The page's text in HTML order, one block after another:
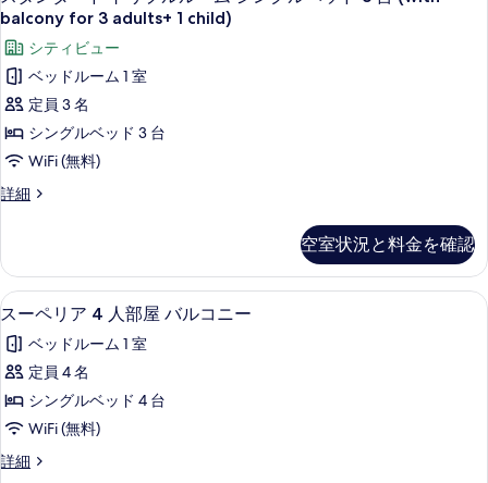
す
る
る
の
す
べ
て
の
写
真
示
す
る
ル
ー
ム
の
詳
細
タ
ン
ダ
ー
ド
ト
リ
ル
ー
ム
シ
ン
グ
ル
ベ
balcony for 3 adults+ 1 child)
シティビュー
ベッドルーム 1 室
定員 3 名
シングルベッド 3 台
WiFi (無料)
詳細
ス
ー
ド
ト
プ
ル
ー
ム
ン
空室状況と料金を確認
ス
ー
ペ
リ
ア
人
1
スーペリア 4 人部屋 バルコニー
ベッドルーム 1 室
定員 4 名
シングルベッド 4 台
WiFi (無料)
詳細
ス